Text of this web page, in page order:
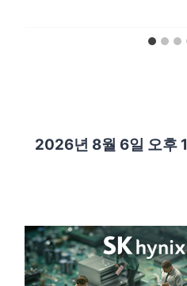
2026년 8월 6일 오후